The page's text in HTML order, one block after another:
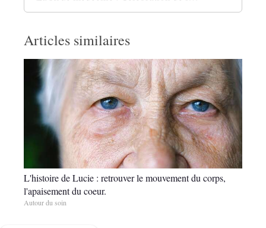
Articles similaires
L'histoire de Lucie : retrouver le mouvement du corps,
l'apaisement du coeur.
Autour du soin